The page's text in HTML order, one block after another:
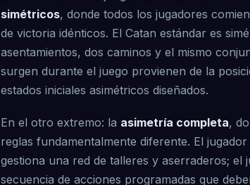
simétricos, donde todos los jugadores
de victoria idénticos. El Catan estándar es
asentamientos, dos caminos y el mismo
surgen durante el juego provienen de la
estados iniciales asimétricos diseñados.
En el otro extremo: la asimetría completa,
reglas fundamentalmente diferente. El
gestiona una red de talleres y aserraderos;
secuencia de acciones programadas que